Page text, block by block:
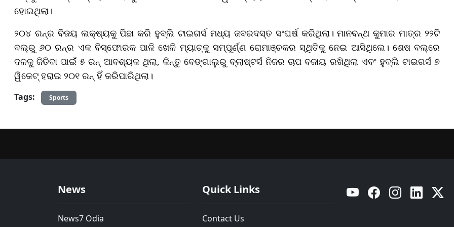
ହୋଇଥିଲା।
୨୦୪ ରନ୍‌ର ବିଜୟ ଲକ୍ଷ୍ୟକୁ ପିଛା କରି ହୁବ୍‌ଲି ଟାଇଗର୍ସ ମଧ୍ୟ ଜବରଦସ୍ତ ସଂଘର୍ଷ କରିଥିଲା। ମାନବନ୍ଥ କୁମାର ମାତ୍ର ୨୨ଟି
ବଲ୍‌ରୁ ୬୦ ରନ୍‌ର ଏକ ବିସ୍ଫୋରକ ପାଳି ଖେଳି ମ୍ୟାଚ୍‌କୁ ସମ୍ପୂର୍ଣ୍ଣ ରୋମାଞ୍ଚକର ସ୍ଥିତିକୁ ନେଇ ଆସିଥିଲେ। ଶେଷ ବଲ୍‌ରେ
ଦଳକୁ ଜିତିବା ପାଇଁ ୫ ରନ୍ ଆବଶ୍ୟକ ଥିଲା, କିନ୍ତୁ ବେଙ୍ଗାଲୁରୁ ବ୍ଲାଷ୍ଟର୍ସ ନିଜର ଚାପ ବଜାୟ ରଖିଥିଲା ଏବଂ ହୁବ୍‌ଲି ଟାଇଗର୍ସ ୭
ୱିକେଟ୍ ହରାଇ ୨୦୧ ରନ୍ ହିଁ କରିପାରିଥିଲା।
Tags: Sports
News
News7 Odia
Quick Links
Contact Us
YouTube Facebook Instagram